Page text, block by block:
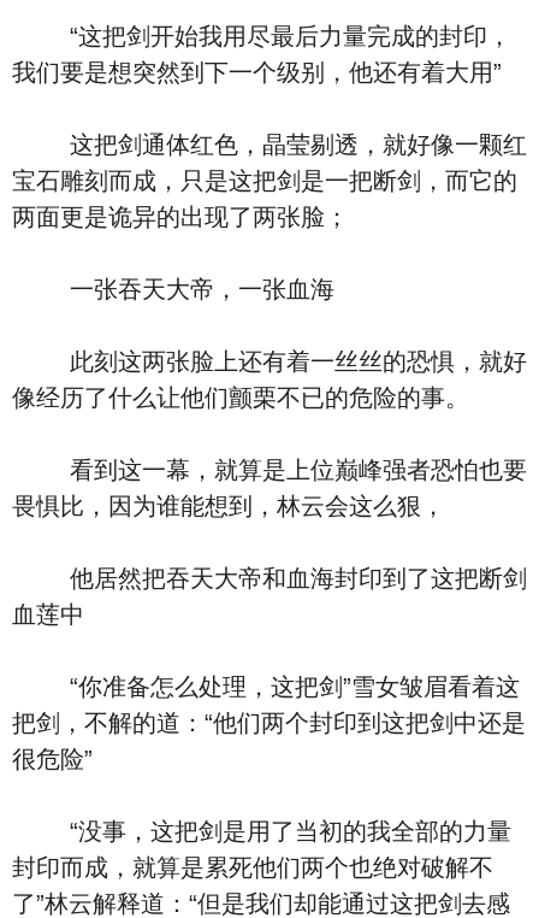
“这把剑开始我用尽最后力量完成的封印，
我们要是想突然到下一个级别，他还有着大用”
这把剑通体红色，晶莹剔透，就好像一颗红
宝石雕刻而成，只是这把剑是一把断剑，而它的
两面更是诡异的出现了两张脸；
一张吞天大帝，一张血海
此刻这两张脸上还有着一丝丝的恐惧，就好
像经历了什么让他们颤栗不已的危险的事。
看到这一幕，就算是上位巅峰强者恐怕也要
畏惧比，因为谁能想到，林云会这么狠，
他居然把吞天大帝和血海封印到了这把断剑
血莲中
“你准备怎么处理，这把剑”雪女皱眉看着这
把剑，不解的道：“他们两个封印到这把剑中还是
很危险”
“没事，这把剑是用了当初的我全部的力量
封印而成，就算是累死他们两个也绝对破解不
了”林云解释道：“但是我们却能通过这把剑去感